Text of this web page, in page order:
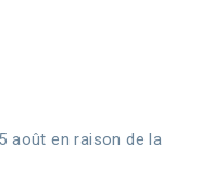
août en raison de la